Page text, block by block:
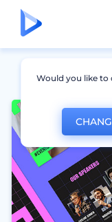
Would you like to